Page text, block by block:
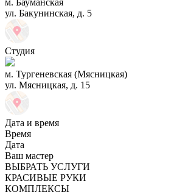
ул. Бакунинская, д. 5
Студия
м. Тургеневская (Мясницкая)
ул. Мясницкая, д. 15
Дата и время
Время
Дата
Ваш мастер
ВЫБРАТЬ УСЛУГИ
КРАСИВЫЕ РУКИ
КОМПЛЕКСЫ